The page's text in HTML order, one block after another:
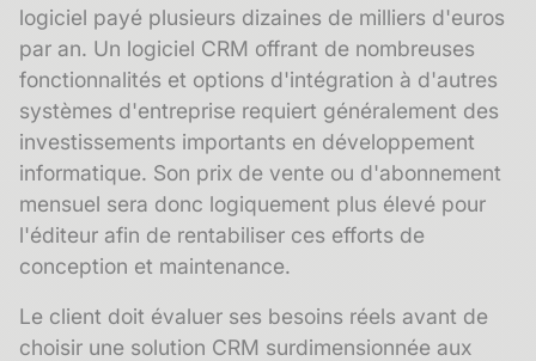
logiciel payé plusieurs dizaines de milliers d'euros
par an. Un logiciel CRM offrant de nombreuses
fonctionnalités et options d'intégration à d'autres
systèmes d'entreprise requiert généralement des
investissements importants en développement
informatique. Son prix de vente ou d'abonnement
mensuel sera donc logiquement plus élevé pour
l'éditeur afin de rentabiliser ces efforts de
conception et maintenance.
Le client doit évaluer ses besoins réels avant de
choisir une solution CRM surdimensionnée aux